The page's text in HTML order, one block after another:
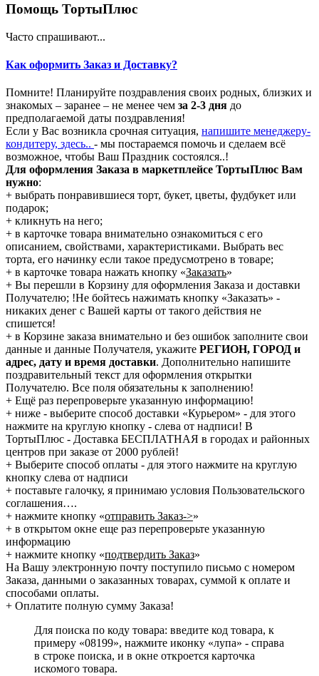
Помощь ТортыПлюс
Часто спрашивают...
Как оформить Заказ и Доставку?
Помните! Планируйте поздравления своих родных, близких и
знакомых – заранее – не менее чем за 2-3 дня до
предполагаемой даты поздравления!
Если у Вас возникла срочная ситуация, напишите менеджеру-
кондитеру, здесь.. - мы постараемся помочь и сделаем всё
возможное, чтобы Ваш Праздник состоялся..!
Для оформления Заказа в маркетплейсе ТортыПлюс Вам
нужно:
+ выбрать понравившиеся торт, букет, цветы, фудбукет или
подарок;
+ кликнуть на него;
+ в карточке товара внимательно ознакомиться с его
описанием, свойствами, характеристиками. Выбрать вес
торта, его начинку если такое предусмотрено в товаре;
+ в карточке товара нажать кнопку «Заказать»
+ Вы перешли в Корзину для оформления Заказа и доставки
Получателю; !Не бойтесь нажимать кнопку «Заказать» -
никаких денег с Вашей карты от такого действия не
спишется!
+ в Корзине заказа внимательно и без ошибок заполните свои
данные и данные Получателя, укажите РЕГИОН, ГОРОД и
адрес, дату и время доставки. Дополнительно напишите
поздравительный текст для оформления открытки
Получателю. Все поля обязательны к заполнению!
+ Ещё раз перепроверьте указанную информацию!
+ ниже - выберите способ доставки «Курьером» - для этого
нажмите на круглую кнопку - слева от надписи! В
ТортыПлюс - Доставка БЕСПЛАТНАЯ в городах и районных
центров при заказе от 2000 рублей!
+ Выберите способ оплаты - для этого нажмите на круглую
кнопку слева от надписи
+ поставьте галочку, я принимаю условия Пользовательского
соглашения….
+ нажмите кнопку «отправить Заказ->»
+ в открытом окне еще раз перепроверьте указанную
информацию
+ нажмите кнопку «подтвердить Заказ»
На Вашу электронную почту поступило письмо с номером
Заказа, данными о заказанных товарах, суммой к оплате и
способами оплаты.
+ Оплатите полную сумму Заказа!
Для поиска по коду товара: введите код товара, к
примеру «08199», нажмите иконку «лупа» - справа
в строке поиска, и в окне откроется карточка
искомого товара.